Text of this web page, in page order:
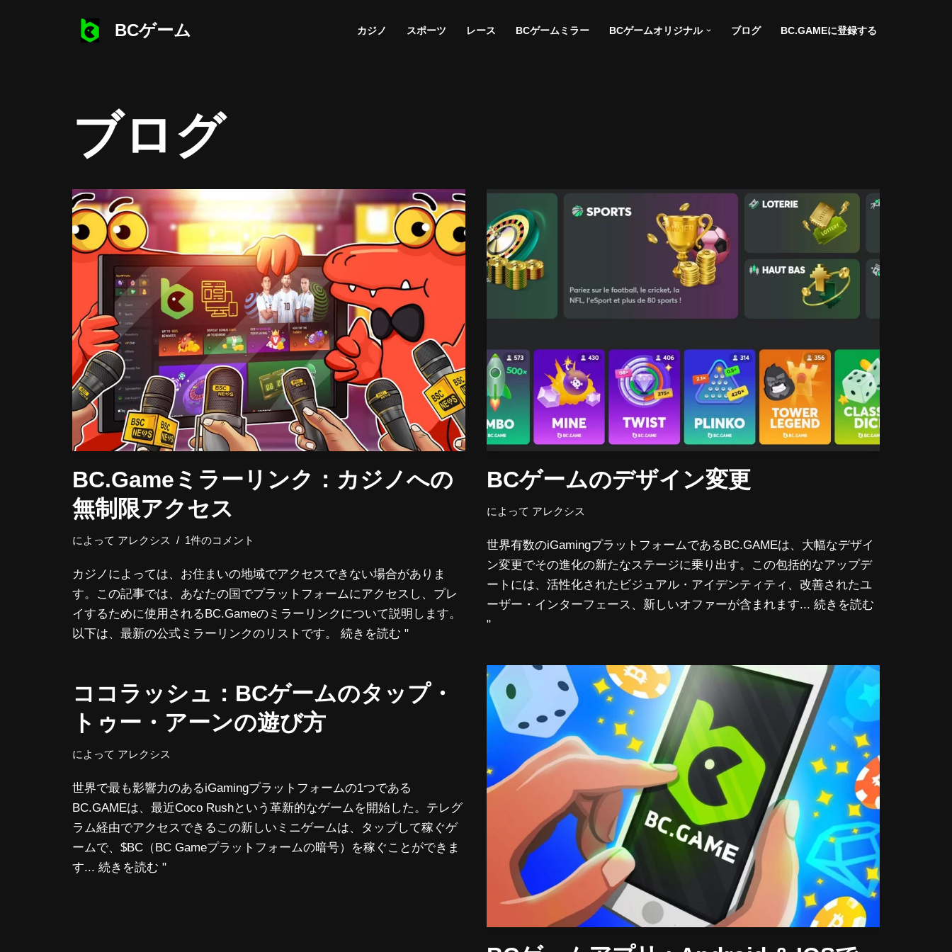
BCゲーム カジノ スポーツ レース BCゲームミラー BCゲームオリジナル ブログ BC.GAMEに登録する
ブログ
BC.Gameミラーリンク：カジノへの
無制限アクセス
によって アレクシス 1件のコメント
カジノによっては、お住まいの地域でアクセスできない場合がありま
す。この記事では、あなたの国でプラットフォームにアクセスし、プレ
イするために使用されるBC.Gameのミラーリンクについて説明します。
以下は、最新の公式ミラーリンクのリストです。 続きを読む "
BCゲームのデザイン変更
によって アレクシス
世界有数のiGamingプラットフォームであるBC.GAMEは、大幅なデザイ
ン変更でその進化の新たなステージに乗り出す。この包括的なアップデ
ートには、活性化されたビジュアル・アイデンティティ、改善されたユ
ーザー・インターフェース、新しいオファーが含まれます... 続きを読む
"
ココラッシュ：BCゲームのタップ・
トゥー・アーンの遊び方
によって アレクシス
世界で最も影響力のあるiGamingプラットフォームの1つである
BC.GAMEは、最近Coco Rushという革新的なゲームを開始した。テレグ
ラム経由でアクセスできるこの新しいミニゲームは、タップして稼ぐゲ
ームで、$BC（BC Gameプラットフォームの暗号）を稼ぐことができま
す... 続きを読む "